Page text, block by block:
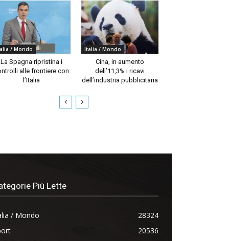
/ Mondo
La Spagna ripristina i
alle frontiere con
l’Italia
Italia / Mondo
Cina, in aumento
dell’11,3% i ricavi
dell’industria pubblicitaria
Più Lette
/ Mondo
28324
20536